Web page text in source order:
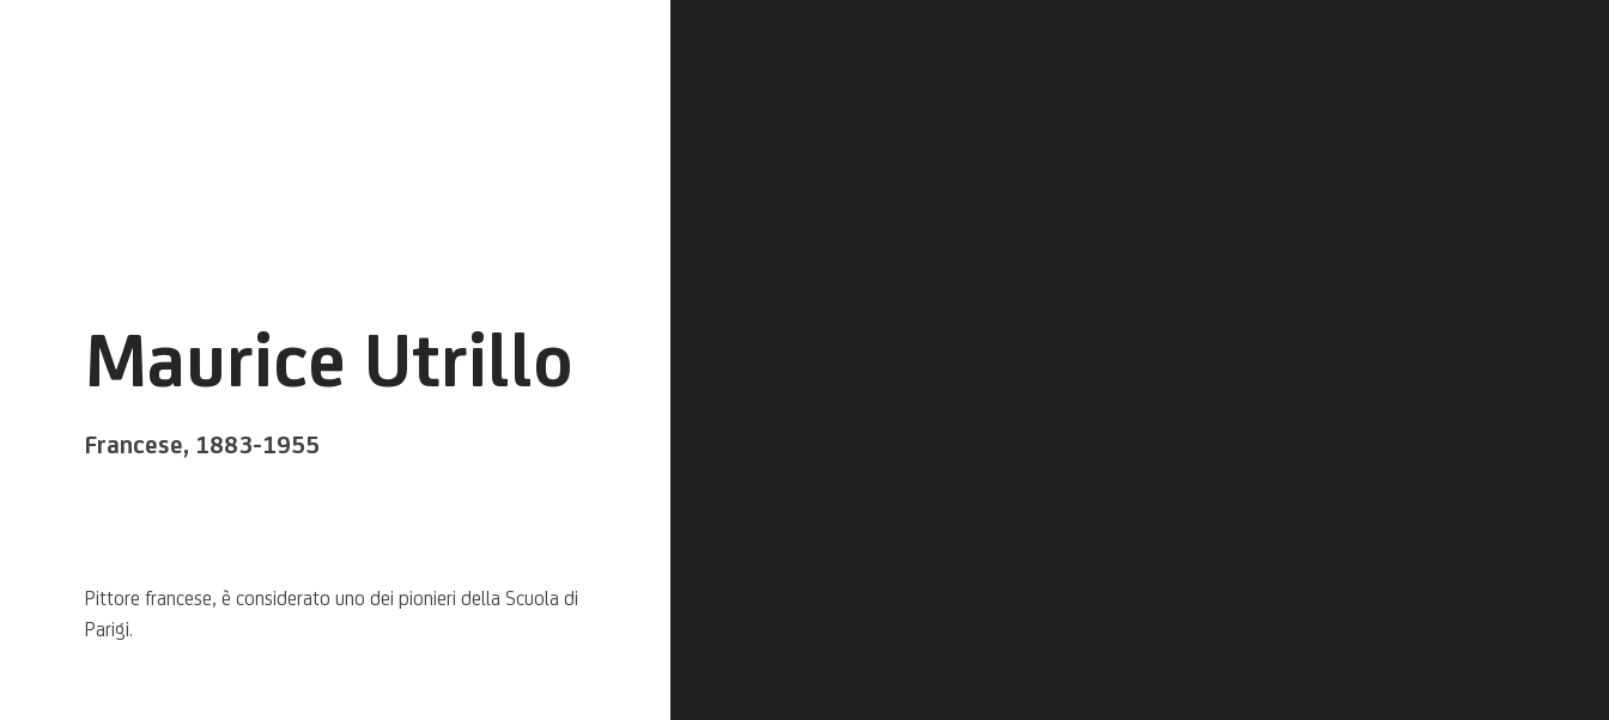
Maurice Utrillo
Francese, 1883-1955
Pittore francese, è considerato uno dei pionieri della Scuola di
Parigi.